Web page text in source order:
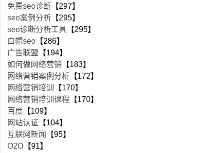
免费seo诊断 【297】
seo案例分析 【295】
seo诊断分析工具 【295】
白帽seo 【286】
广告联盟 【194】
如何做网络营销 【183】
网络营销案例分析 【172】
网络营销培训
【170】
网络营销培训课程 【170】
百度 【109】
网站认证 【104】
互联网新闻
【95】
O2O 【91】